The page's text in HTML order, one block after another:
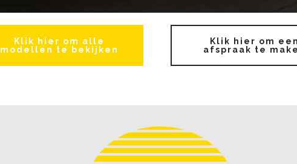
Klik hier om alle
modellen te bekijken
Klik hier om
afspraak te